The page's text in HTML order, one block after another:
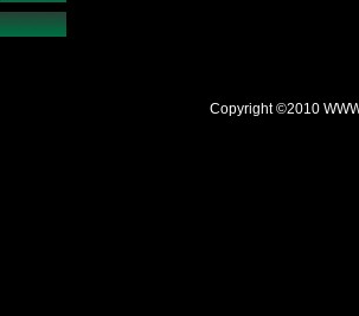
Copyright ©2010